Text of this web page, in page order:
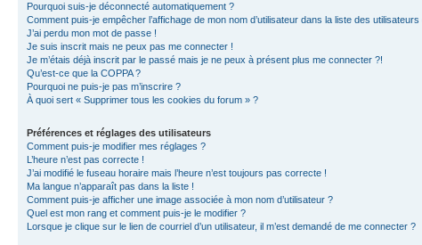
Pourquoi suis-je déconnecté automatiquement ?
Comment puis-je empêcher l’affichage de mon nom d’utilisateur dans la liste des utilisateurs
J’ai perdu mon mot de passe !
Je suis inscrit mais ne peux pas me connecter !
Je m’étais déjà inscrit par le passé mais je ne peux à présent plus me connecter ?!
Qu’est-ce que la COPPA ?
Pourquoi ne puis-je pas m’inscrire ?
À quoi sert « Supprimer tous les cookies du forum » ?
Préférences et réglages des utilisateurs
Comment puis-je modifier mes réglages ?
L’heure n’est pas correcte !
J’ai modifié le fuseau horaire mais l’heure n’est toujours pas correcte !
Ma langue n’apparaît pas dans la liste !
Comment puis-je afficher une image associée à mon nom d’utilisateur ?
Quel est mon rang et comment puis-je le modifier ?
Lorsque je clique sur le lien de courriel d’un utilisateur, il m’est demandé de me connecter ?